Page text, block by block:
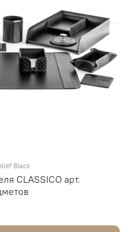
Black
CLASSICO арт.